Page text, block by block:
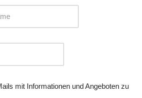
mit Informationen und Angeboten zu